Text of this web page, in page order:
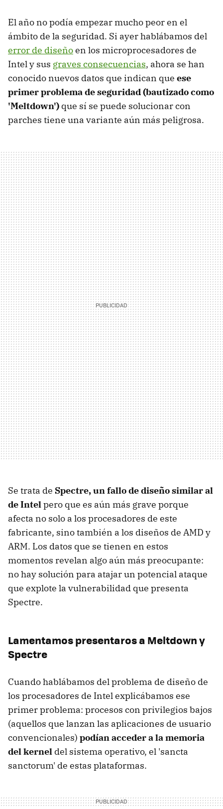
El año no podía empezar mucho peor en el
ámbito de la seguridad. Si ayer hablábamos del
error de diseñoen los microprocesadores de
Intel y sus graves consecuencias, ahora se han
conocido nuevos datos que indican que ese
primer problema de seguridad (bautizado como
'Meltdown') que sí se puede solucionar con
parches tiene una variante aún más peligrosa.
Se trata de Spectre, un fallo de diseño similar al
de Intelpero que es aún más grave porque
afecta no solo a los procesadores de este
fabricante, sino también a los diseños de AMD y
ARM. Los datos que se tienen en estos
momentos revelan algo aún más preocupante:
no hay solución para atajar un potencial ataque
que explote la vulnerabilidad que presenta
Spectre.
Lamentamos presentaros a Meltdown y
Spectre
Cuando hablábamos del problema de diseño de
los procesadores de Intel explicábamos ese
primer problema: procesos con privilegios bajos
(aquellos que lanzan las aplicaciones de usuario
convencionales) podían acceder a la memoria
del kernel del sistema operativo, el 'sancta
sanctorum' de estas plataformas.